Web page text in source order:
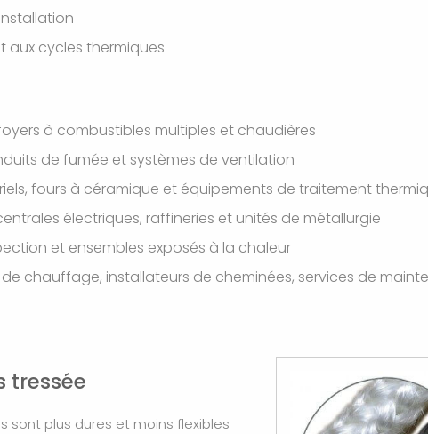
aux cycles thermiques
à combustibles multiples et chaudières
de fumée et systèmes de ventilation
fours à céramique et équipements de traitement
électriques, raffineries et unités de métallurgie
et ensembles exposés à la chaleur
chauffage, installateurs de cheminées, services de
tressée
sont plus dures et moins flexibles